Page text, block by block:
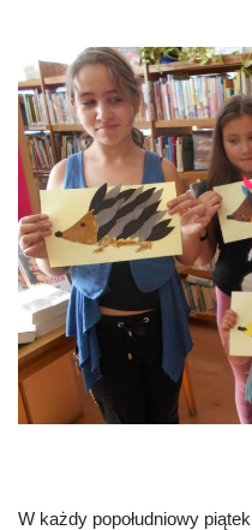
W każdy popołudniowy